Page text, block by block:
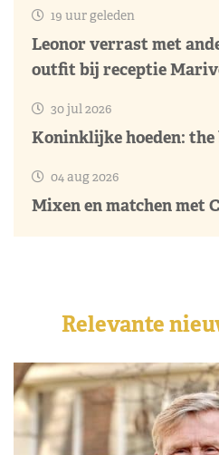
19 uur geleden
Leonor verrast met
outfit bij receptie
30 jul 2026
Koninklijke hoeden: the
04 aug 2026
Mixen en matchen met
Relevante